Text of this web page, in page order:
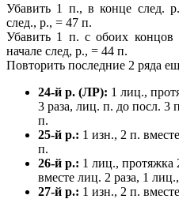
Убавить 1 п., в конце след.
след., р., = 47 п.
Убавить 1 п. с обоих концов
начале след, р., = 44 п.
Повторить последние 2 ряда
24-й р. (ЛР): 1 лиц.,
3 раза, лиц. п. до посл. 3
п.
25-й р.: 1 изн., 2 п.
п.
26-й р.: 1 лиц., протяжка
вместе лиц. 2 раза, 1
27-й р.: 1 изн., 2 п.